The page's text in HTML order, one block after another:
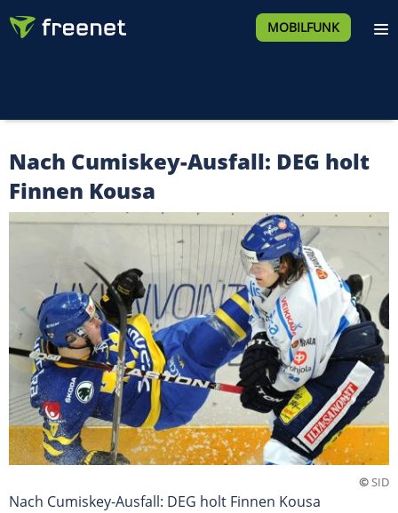
MOBILFUNK
Nach Cumiskey-Ausfall: DEG holt
Finnen Kousa
©SID
Nach Cumiskey-Ausfall: DEG holt Finnen Kousa